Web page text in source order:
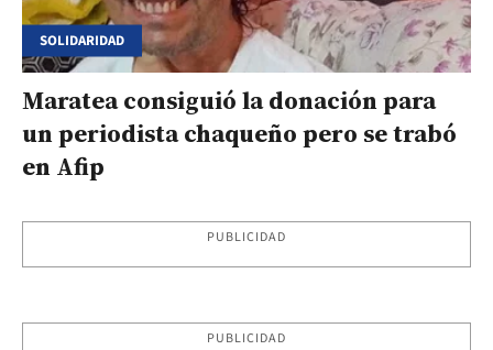
SOLIDARIDAD
Maratea consiguió la donación para
un periodista chaqueño pero se trabó
en Afip
PUBLICIDAD
PUBLICIDAD